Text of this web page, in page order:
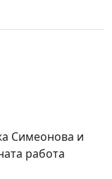
Симеонова и
работа